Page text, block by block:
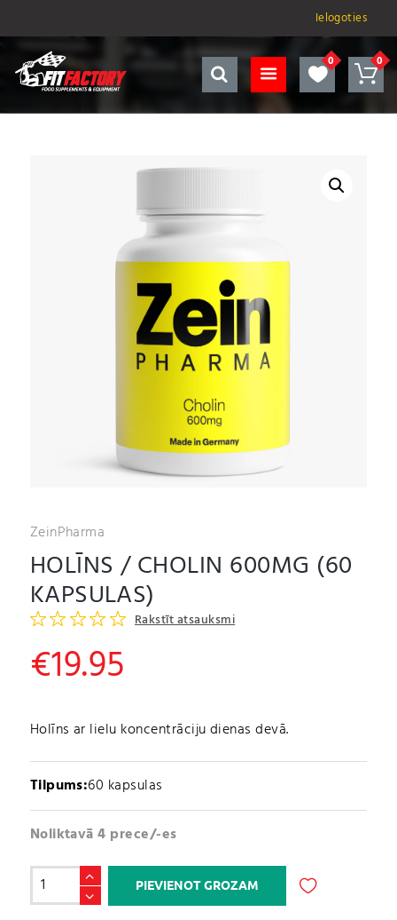
Ielogoties
ZeinPharma
HOLĪNS / CHOLIN 600MG (60
KAPSULAS)
Rakstīt atsauksmi
€19.95
Holīns ar lielu koncentrāciju dienas devā.
Tilpums:60 kapsulas
Noliktavā 4 prece/-es
Holīns
PIEVIENOT GROZAM